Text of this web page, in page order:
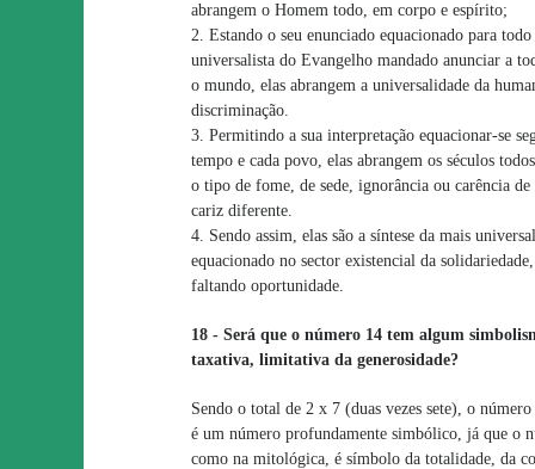
abrangem o Homem todo, em corpo e espírito;
2. Estando o seu enunciado equacionado para
universalista do Evangelho mandado anunciar a
o mundo, elas abrangem a universalidade da
discriminação.
3. Permitindo a sua interpretação equacionar-se
tempo e cada povo, elas abrangem os séculos
o tipo de fome, de sede, ignorância ou carência
cariz diferente.
4. Sendo assim, elas são a síntese da mais
equacionado no sector existencial da
faltando oportunidade.
18 - Será que o número 14 tem algum
taxativa, limitativa da generosidade?
Sendo o total de 2 x 7 (duas vezes sete), o
é um número profundamente simbólico, já que o
como na mitológica, é símbolo da totalidade, da